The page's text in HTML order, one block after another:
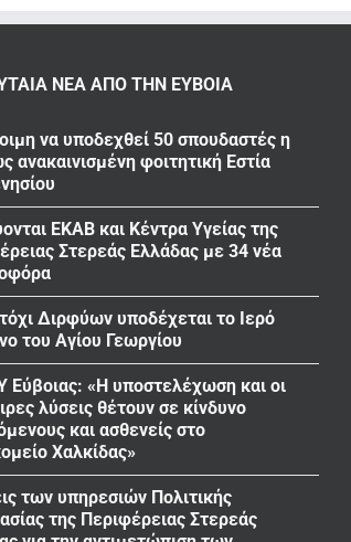
ΝΈΑ ΑΠΌ ΤΗΝ ΕΎΒΟΙΑ
να υποδεχθεί 50 σπουδαστές η
ανακαινισμένη φοιτητική Εστία
ΕΚΑΒ και Κέντρα Υγείας της
Στερεάς Ελλάδας με 34 νέα
Διρφύων υποδέχεται το Ιερό
του Αγίου Γεωργίου
«Η υποστελέχωση και οι
λύσεις θέτουν σε κίνδυνο
και ασθενείς στο
Χαλκίδας»
των υπηρεσιών Πολιτικής
της Περιφέρειας Στερεάς